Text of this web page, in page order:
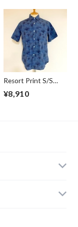
Resort Print S/S
Shirts Blue
¥8,910